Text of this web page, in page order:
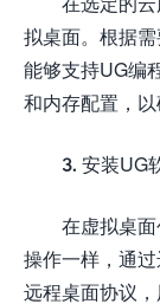
拟桌面。根据
能够支持UG编
和内存配置，以
3. 安装UG
在虚拟桌
操作一样，通
远程桌面协议